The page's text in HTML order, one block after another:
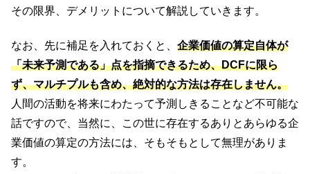
その限界、デメリットについて解説していきます。
なお、先に補足を入れておくと、 企業価値の算定自体が
「未来予測である」点を指摘できるため、DCFに限ら
ず、マルチプルも含め、絶対的な方法は存在しません。
人間の活動を将来にわたって予測しきることなど不可能な
話ですので、当然に、この世に存在するありとあらゆる企
業価値の算定の方法には、そもそもとして無理がありま
す。